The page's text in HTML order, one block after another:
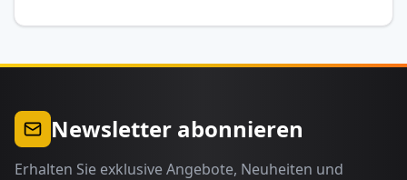
Newsletter abonnieren
Erhalten Sie exklusive Angebote, Neuheiten und